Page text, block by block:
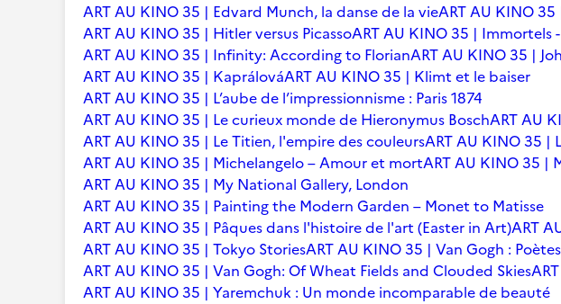
ART AU KINO 35 | Edvard Munch, la danse de la vieART AU KINO
ART AU KINO 35 | Hitler versus PicassoART AU KINO 35 | Immortels
ART AU KINO 35 | Infinity: According to FlorianART AU KINO 35 |
ART AU KINO 35 | KaprálováART AU KINO 35 | Klimt et le baiser
ART AU KINO 35 | L’aube de l’impressionnisme : Paris 1874
ART AU KINO 35 | Le curieux monde de Hieronymus BoschART AU
ART AU KINO 35 | Le Titien, l'empire des couleursART AU KINO 35 |
ART AU KINO 35 | Michelangelo – Amour et mortART AU KINO 35 |
ART AU KINO 35 | My National Gallery, London
ART AU KINO 35 | Painting the Modern Garden – Monet to Matisse
ART AU KINO 35 | Pâques dans l'histoire de l'art (Easter in Art)ART
ART AU KINO 35 | Tokyo StoriesART AU KINO 35 | Van Gogh :
ART AU KINO 35 | Van Gogh: Of Wheat Fields and Clouded Skies
ART AU KINO 35 | Yaremchuk : Un monde incomparable de beauté